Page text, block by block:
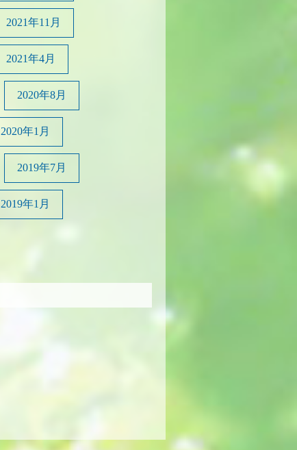
2021年11月
2021年4月
2020年8月
2020年1月
2019年7月
2019年1月